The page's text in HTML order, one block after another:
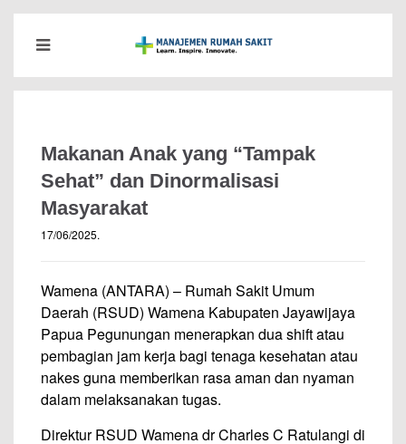
Makanan Anak yang “Tampak
Sehat” dan Dinormalisasi
Masyarakat
17/06/2025.
Wamena (ANTARA) – Rumah Sakit Umum
Daerah (RSUD) Wamena Kabupaten Jayawijaya
Papua Pegunungan menerapkan dua shift atau
pembagian jam kerja bagi tenaga kesehatan atau
nakes guna memberikan rasa aman dan nyaman
dalam melaksanakan tugas.
Direktur RSUD Wamena dr Charles C Ratulangi di